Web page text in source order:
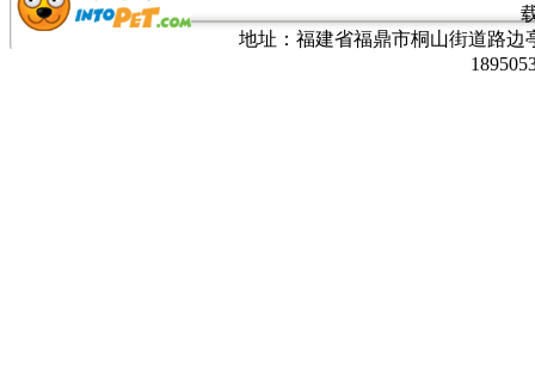
地址：福建省福鼎市桐山街道路边